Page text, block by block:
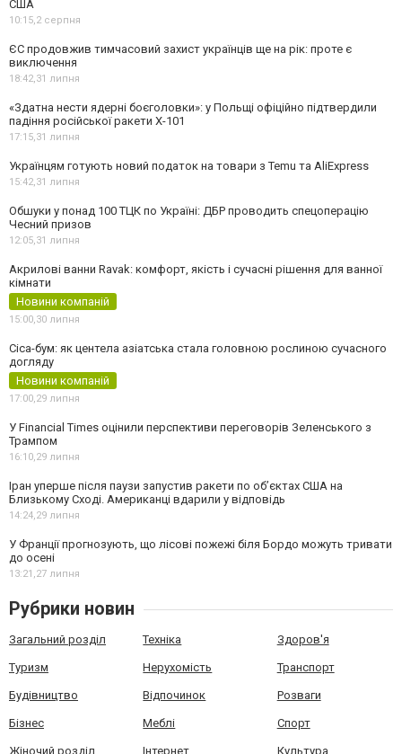
США
10:15,2 серпня
ЄС продовжив тимчасовий захист українців ще на рік: проте є
виключення
18:42,31 липня
«Здатна нести ядерні боєголовки»: у Польщі офіційно підтвердили
падіння російської ракети Х-101
17:15,31 липня
Українцям готують новий податок на товари з Temu та AliExpress
15:42,31 липня
Обшуки у понад 100 ТЦК по Україні: ДБР проводить спецоперацію
Чесний призов
12:05,31 липня
Акрилові ванни Ravak: комфорт, якість і сучасні рішення для ванної
кімнати
Новини компаній
15:00,30 липня
Cica-бум: як центела азіатська стала головною рослиною сучасного
догляду
Новини компаній
17:00,29 липня
У Financial Times оцінили перспективи переговорів Зеленського з
Трампом
16:10,29 липня
Іран уперше після паузи запустив ракети по обʼєктах США на
Близькому Сході. Американці вдарили у відповідь
14:24,29 липня
У Франції прогнозують, що лісові пожежі біля Бордо можуть тривати
до осені
13:21,27 липня
Рубрики новин
Загальний розділ Техніка Здоров'я
Туризм Нерухомість Транспорт
Будівництво Відпочинок Розваги
Бізнес Меблі Спорт
Жіночий розділ Інтернет Культура